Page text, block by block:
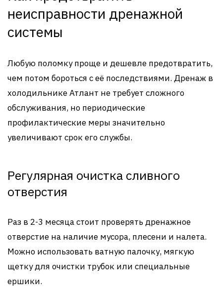
неисправности дренажной
системы
Любую поломку проще и дешевле предотвратить,
чем потом бороться с её последствиями. Дренаж в
холодильнике Атлант не требует сложного
обслуживания, но периодические
профилактические меры значительно
увеличивают срок его службы.
Регулярная очистка сливного
отверстия
Раз в 2-3 месяца стоит проверять дренажное
отверстие на наличие мусора, плесени и налета.
Можно использовать ватную палочку, мягкую
щетку для очистки трубок или специальные
ершики.